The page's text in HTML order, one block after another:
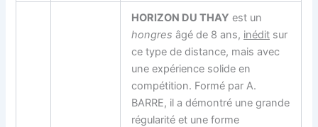
HORIZON DU THAY est un
hongres âgé de 8 ans, inédit sur
ce type de distance, mais avec
une expérience solide en
compétition. Formé par A.
BARRE, il a démontré une grande
régularité et une forme